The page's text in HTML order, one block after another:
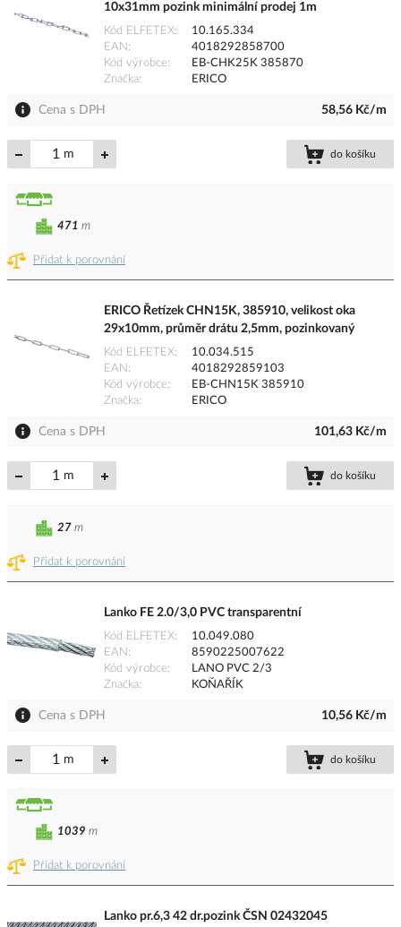
10x31mm pozink minimální prodej 1m
Kód ELFETEX
10.165.334
EAN
4018292858700
Kód výrobce
EB-CHK25K 385870
Značka
ERICO
Cena s DPH 58,56 Kč/m
m do košíku
Přidat k porovnání
471 m
ERICO Řetízek CHN15K, 385910, velikost oka
29x10mm, průměr drátu 2,5mm, pozinkovaný
Kód ELFETEX
10.034.515
EAN
4018292859103
Kód výrobce
EB-CHN15K 385910
Značka
ERICO
Cena s DPH 101,63 Kč/m
m do košíku
Přidat k porovnání
27 m
Lanko FE 2.0/3,0 PVC transparentní
Kód ELFETEX
10.049.080
EAN
8590225007622
Kód výrobce
LANO PVC 2/3
Značka
KOŇAŘÍK
Cena s DPH 10,56 Kč/m
m do košíku
Přidat k porovnání
1039 m
Lanko pr.6,3 42 dr.pozink ČSN 02432045